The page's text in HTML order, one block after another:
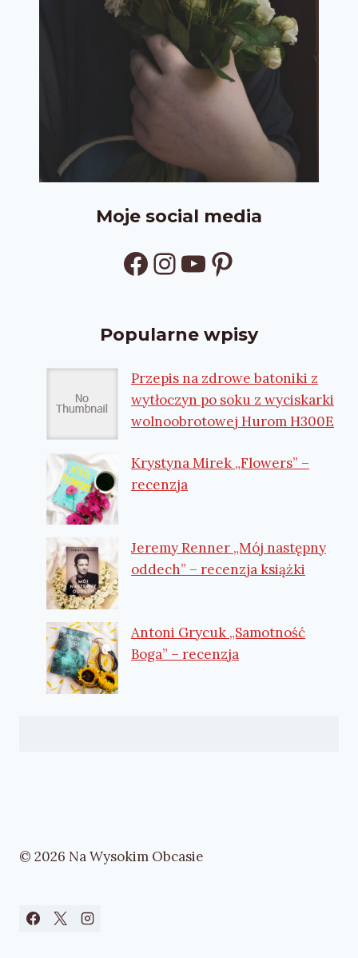
Moje social media
Facebook
Instagram
YouTube
Pinterest
Popularne wpisy
Przepis na zdrowe batoniki z
wytłoczyn po soku z wyciskarki
wolnoobrotowej Hurom H300E
Krystyna Mirek „Flowers” –
recenzja
Jeremy Renner „Mój następny
oddech” – recenzja książki
Antoni Grycuk „Samotność
Boga” – recenzja
© 2026 Na Wysokim Obcasie